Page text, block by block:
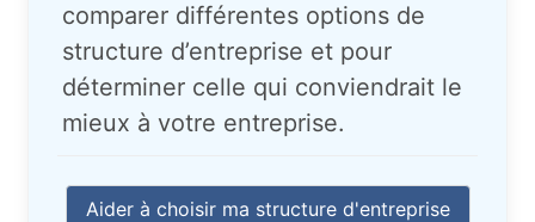
comparer différentes options de
structure d’entreprise et pour
déterminer celle qui conviendrait le
mieux à votre entreprise.
Aider à choisir ma structure d'entreprise